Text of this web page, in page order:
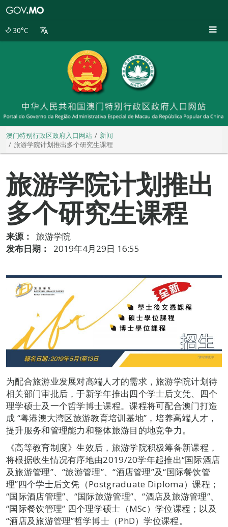
30°C
澳门特别行政区政府入口网站
新闻
旅游学院计划推出多个研究生课程
旅游学院计划推出
多个研究生课程
来源：
旅游学院
发布日期：
2019年4月29日 16:55
为配合旅游业发展对高端人才的需求，旅游学院计划待
相关部门审批后，于新学年推出四个学士后文凭、四个
理学硕士及一个哲学博士课程。课程将可配合澳门打造
成 “粤港澳大湾区旅游教育培训基地”，培养高端人才，
提升服务和管理能力和整体旅游目的地竞争力。
《高等教育制度》生效后，旅游学院积极筹备新课程，
将根据收生情况有序地由2019/20学年起推出“国际酒店
及旅游管理”、“旅游管理”、“酒店管理”及“国际餐饮管
理”四个学士后文凭（Postgraduate Diploma）课程；
“国际酒店管理”、“国际旅游管理”、“酒店及旅游管理”、
“国际餐饮管理” 四个理学硕士（MSc）学位课程；以及
“酒店及旅游管理”哲学博士（PhD）学位课程。